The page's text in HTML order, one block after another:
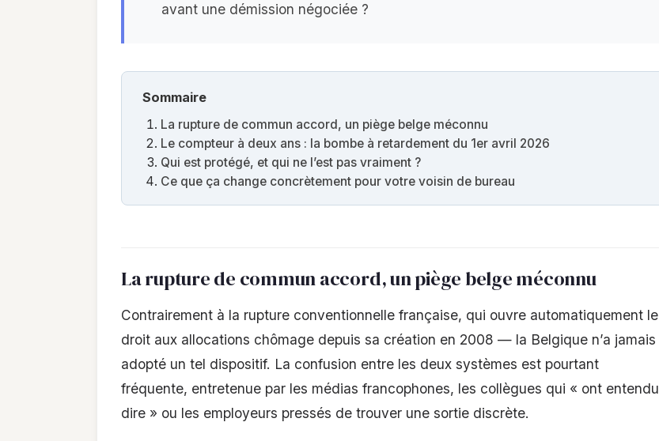
avant une démission négociée ?
Sommaire
La rupture de commun accord, un piège belge méconnu
Le compteur à deux ans : la bombe à retardement du 1er avril 2026
Qui est protégé, et qui ne l’est pas vraiment ?
Ce que ça change concrètement pour votre voisin de bureau
La rupture de commun accord, un piège belge méconnu
Contrairement à la rupture conventionnelle française, qui ouvre automatiquement le
droit aux allocations chômage depuis sa création en 2008 — la Belgique n’a jamais
adopté un tel dispositif. La confusion entre les deux systèmes est pourtant
fréquente, entretenue par les médias francophones, les collègues qui « ont entendu
dire » ou les employeurs pressés de trouver une sortie discrète.